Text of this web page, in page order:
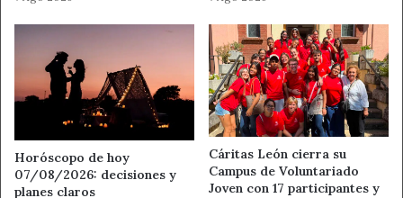
Horóscopo de hoy
07/08/2026: decisiones y
planes claros
Cáritas León cierra su
Campus de Voluntariado
Joven con 17 participantes y